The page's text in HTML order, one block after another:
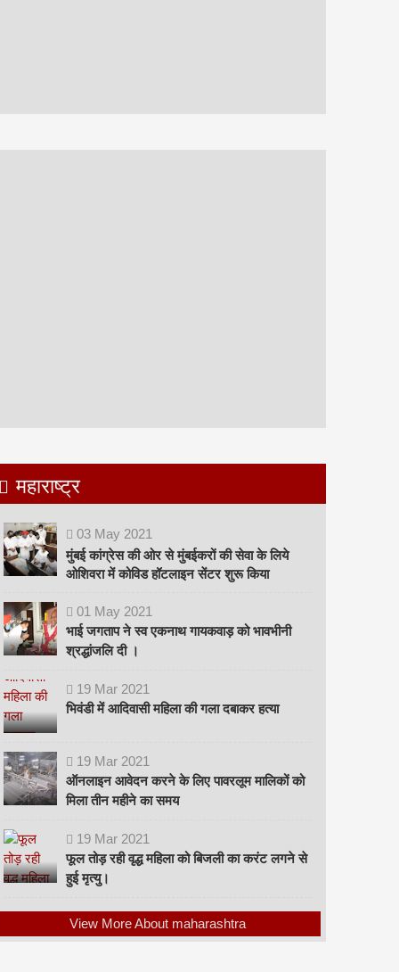
महाराष्ट्र
03 May 2021
मुंबई कांग्रेस की ओर से मुंबईकरों की सेवा के लिये
ओशिवरा में कोविड हॉटलाइन सेंटर शुरू किया
01 May 2021
भाई जगताप ने स्व एकनाथ गायकवाड़ को भावभीनी
श्रद्धांजलि दी ।
19 Mar 2021
भिवंडी में आदिवासी महिला की गला दबाकर हत्या
19 Mar 2021
ऑनलाइन आवेदन करने के लिए पावरलूम मालिकों को
मिला तीन महीने का समय
19 Mar 2021
फूल तोड़ रही वृद्ध महिला को बिजली का करंट लगने से
हुई मृत्यु।
View More About maharashtra